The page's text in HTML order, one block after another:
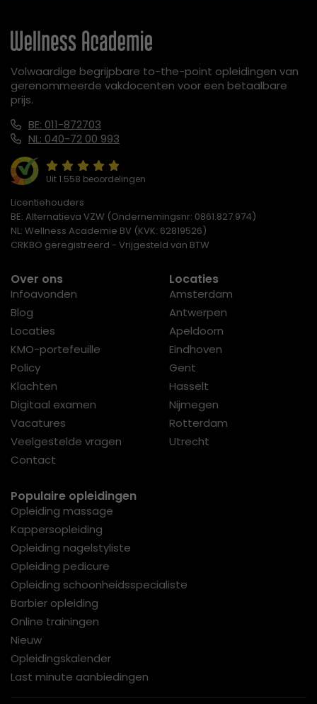
Volwaardige begrijpbare to-the-point opleidingen van
gerenommeerde vakdocenten voor een betaalbare
prijs.
BE: 011-872703
NL: 040-72 00 993
Uit 1.558 beoordelingen
Licentiehouders
BE: Alternatieva VZW (Ondernemingsnr: 0861.827.974)
NL: Wellness Academie BV (KVK: 62819526)
CRKBO geregistreerd - Vrijgesteld van BTW
Over ons
Infoavonden
Blog
Locaties
KMO-portefeuille
Policy
Klachten
Digitaal examen
Vacatures
Veelgestelde vragen
Contact
Locaties
Amsterdam
Antwerpen
Apeldoorn
Eindhoven
Gent
Hasselt
Nijmegen
Rotterdam
Utrecht
Populaire opleidingen
Opleiding massage
Kappersopleiding
Opleiding nagelstyliste
Opleiding pedicure
Opleiding schoonheidsspecialiste
Barbier opleiding
Online trainingen
Nieuw
Opleidingskalender
Last minute aanbiedingen